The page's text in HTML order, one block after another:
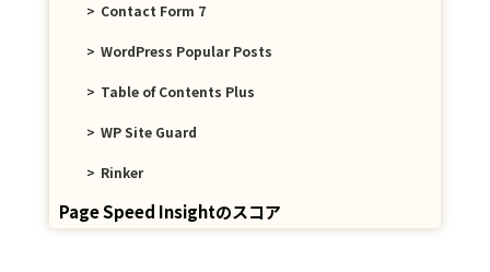
Contact Form 7
WordPress Popular Posts
Table of Contents Plus
WP Site Guard
Rinker
Page Speed Insightのスコア